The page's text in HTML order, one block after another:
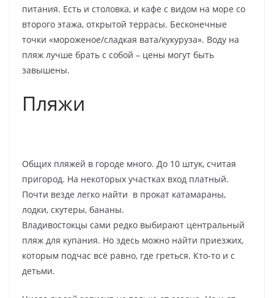
питания. Есть и столовка, и кафе с видом на море со
второго этажа, открытой террасы. Бесконечные
точки «мороженое/сладкая вата/кукуруза». Воду на
пляж лучше брать с собой – цены могут быть
завышены.
Пляжи
Общих пляжей в городе много. До 10 штук, считая
пригород. На некоторых участках вход платный.
Почти везде легко найти в прокат катамараны,
лодки, скутеры, бананы.
Владивостокцы сами редко выбирают центральный
пляж для купания. Но здесь можно найти приезжих,
которым подчас всё равно, где греться. Кто-то и с
детьми.